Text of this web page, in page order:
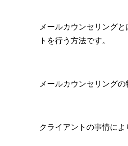
メールカウンセリング
トを行う方法です。
メールカウンセリング
クライアントの事情に